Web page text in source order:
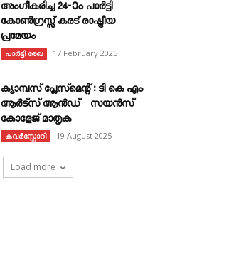
അംഗീകരിച്ച 24‐ാം പാർട്ടി
കോൺഗ്രസ്സ് കരട് രാഷ്ട്രീയ
പ്രമേയം
പാർട്ടി രേഖ 17 February 2025
ക്യാമ്പസ് പ്ലേസ്മെന്റ് : ടി കെ എം
ആർട്സ് ആൻഡ് സയൻസ്
കോളേജ് മാതൃക
കവര്‍സ്റ്റോറി 19 August 2025
Load more